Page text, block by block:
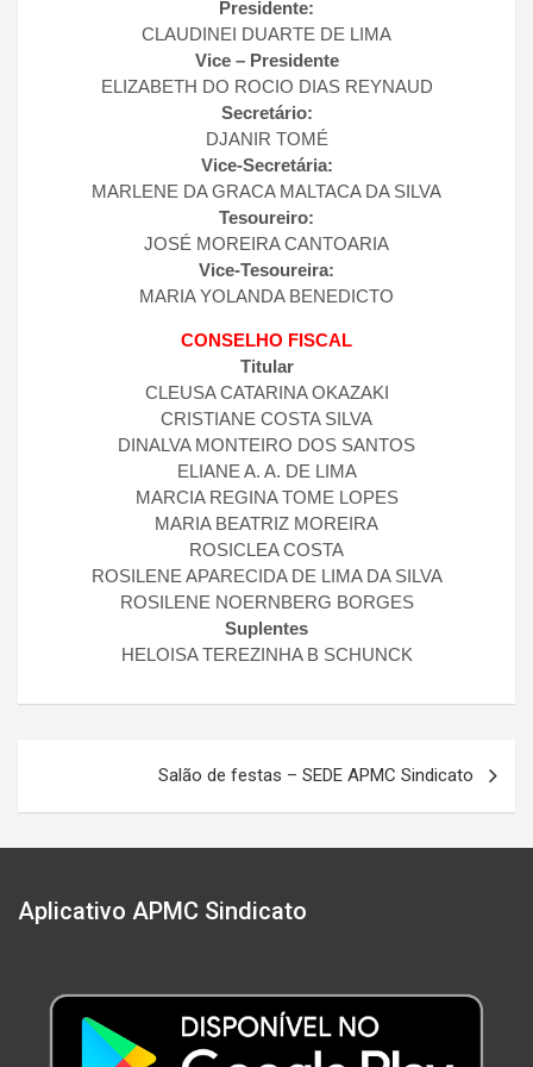
Presidente:
CLAUDINEI DUARTE DE LIMA
Vice – Presidente
ELIZABETH DO ROCIO DIAS REYNAUD
Secretário:
DJANIR TOMÉ
Vice-Secretária:
MARLENE DA GRACA MALTACA DA SILVA
Tesoureiro:
JOSÉ MOREIRA CANTOARIA
Vice-Tesoureira:
MARIA YOLANDA BENEDICTO
CONSELHO FISCAL
Titular
CLEUSA CATARINA OKAZAKI
CRISTIANE COSTA SILVA
DINALVA MONTEIRO DOS SANTOS
ELIANE A. A. DE LIMA
MARCIA REGINA TOME LOPES
MARIA BEATRIZ MOREIRA
ROSICLEA COSTA
ROSILENE APARECIDA DE LIMA DA SILVA
ROSILENE NOERNBERG BORGES
Suplentes
HELOISA TEREZINHA B SCHUNCK
Salão de festas – SEDE APMC Sindicato
Aplicativo APMC Sindicato